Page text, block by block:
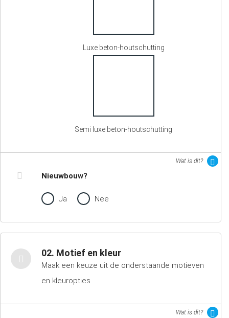
Luxe beton-houtschutting
Semi luxe beton-houtschutting
Wat is dit?
Nieuwbouw?
Ja Nee
02. Motief en kleur
Maak een keuze uit de onderstaande motieven
en kleuropties
Wat is dit?